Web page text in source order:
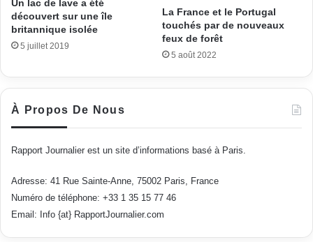
Un lac de lave a été
découvert sur une île
britannique isolée
5 juillet 2019
La France et le Portugal
touchés par de nouveaux
feux de forêt
5 août 2022
À Propos De Nous
Rapport Journalier est un site d’informations basé à Paris.
Adresse: 41 Rue Sainte-Anne, 75002 Paris, France
Numéro de téléphone: +33 1 35 15 77 46
Email: Info {at} RapportJournalier.com